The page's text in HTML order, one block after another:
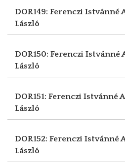
DOR149: Ferenczi Istvánné
László
DOR150: Ferenczi Istvánné
László
DOR151: Ferenczi Istvánné
László
DOR152: Ferenczi Istvánné
László